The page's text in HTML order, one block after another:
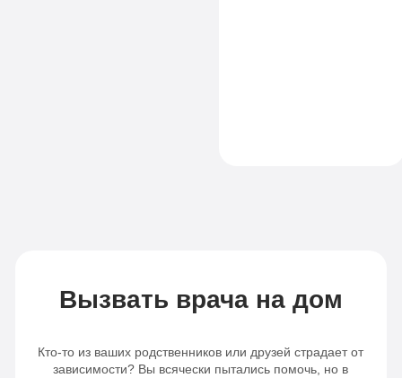
Вызвать врача на дом
Кто-то из ваших родственников или друзей страдает от
зависимости? Вы всячески пытались помочь, но в